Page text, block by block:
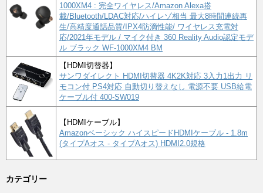
1000XM4 : 完全ワイヤレス/Amazon Alexa搭
載/Bluetooth/LDAC対応/ハイレゾ相当 最大8時間連続再
生/高精度通話品質/IPX4防滴性能/ ワイヤレス充電対
応/2021年モデル / マイク付き 360 Reality Audio認定モデ
ル ブラック WF-1000XM4 BM
【HDMI切替器】
サンワダイレクト HDMI切替器 4K2K対応 3入力1出力 リ
モコン付 PS4対応 自動切り替えなし 電源不要 USB給電
ケーブル付 400-SW019
【HDMIケーブル】
Amazonベーシック ハイスピードHDMIケーブル - 1.8m
(タイプAオス - タイプAオス) HDMI2.0規格
カテゴリー